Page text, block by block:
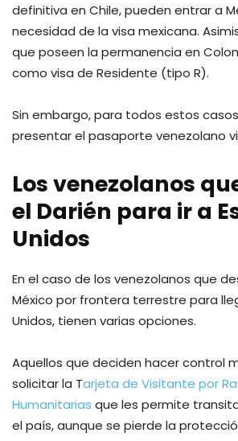
definitiva en Chile, pueden entrar a
necesidad de la visa mexicana.
que poseen la permanencia en
como visa de Residente (tipo R).
Sin embargo, para todos estos
presentar el pasaporte venezolano
Los venezolanos
el Darién para ir a
Unidos
En el caso de los venezolanos que
México por frontera terrestre para
Unidos, tienen varias opciones.
Aquellos que deciden hacer control
solicitar la Tarjeta de Visitante por
Humanitarias que les permite
el país, aunque se pierde la